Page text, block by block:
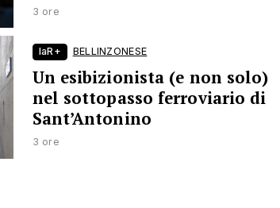
3 ore
laR+ BELLINZONESE
Un esibizionista (e non solo)
nel sottopasso ferroviario di
Sant’Antonino
3 ore